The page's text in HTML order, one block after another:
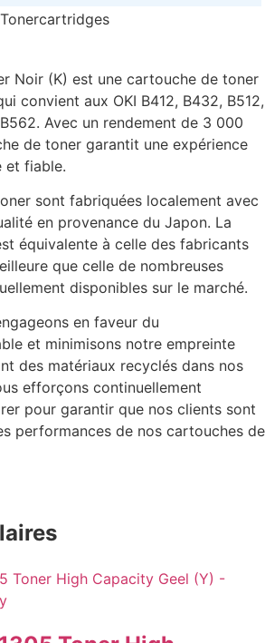
Tonercartridges
Noir (K) est une cartouche de toner
convient aux OKI B412, B432, B512,
Avec un rendement de 3 000
de toner garantit une expérience
et fiable.
sont fabriquées localement avec
en provenance du Japon. La
équivalente à celle des fabricants
que celle de nombreuses
disponibles sur le marché.
en faveur du
et minimisons notre empreinte
des matériaux recyclés dans nos
efforçons continuellement
pour garantir que nos clients sont
performances de nos cartouches de